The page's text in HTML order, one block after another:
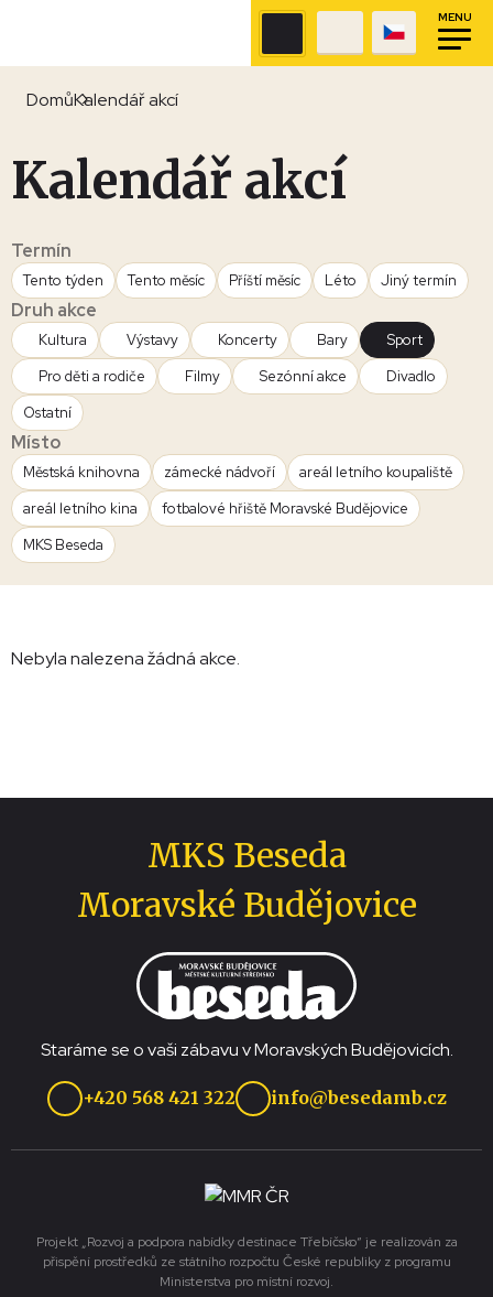
MENU
DomůKalendář akcí
Kalendář akcí
Termín
Tento týden Tento měsíc Příští měsíc Léto Jiný termín
Druh akce
Kultura Výstavy Koncerty Bary
Sport
Pro děti a rodiče
Filmy Sezónní akce
Divadlo
Ostatní
Místo
Městská knihovna zámecké nádvoří
areál letního koupaliště
areál letního kina
fotbalové hřiště Moravské Budějovice
MKS Beseda
Nebyla nalezena žádná akce.
MKS Beseda
Moravské Budějovice
Staráme se o vaši zábavu v Moravských Budějovicích.
+420 568 421 322 info@besedamb.cz
Projekt „Rozvoj a podpora nabídky destinace Třebíčsko“ je realizován za
přispění prostředků ze státního rozpočtu České republiky z programu
Ministerstva pro místní rozvoj.